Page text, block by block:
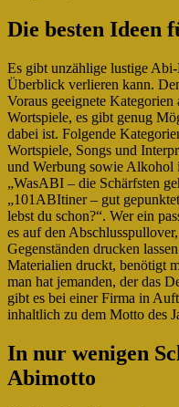
Die besten Ideen
Es gibt unzählige lustige
Überblick verlieren kann.
Voraus geeignete
Wortspiele, es gibt genug
dabei ist. Folgende
Wortspiele, Songs und
und Werbung sowie Alkohol
„WasABI – die Schärfsten
„101ABItiner – gut
lebst du schon?“. Wer ein
es auf den
Gegenständen drucken
Materialien druckt, benötigt
man hat jemanden, der das
gibt es bei einer Firma in
inhaltlich zu dem Motto des
In nur wenigen
Abimotto